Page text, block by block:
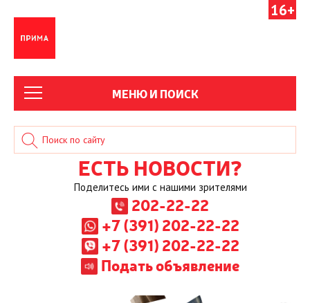
16+
МЕНЮ И ПОИСК
ЕСТЬ НОВОСТИ?
Поделитесь ими с нашими зрителями
202-22-22
+7 (391) 202-22-22
+7 (391) 202-22-22
Подать объявление